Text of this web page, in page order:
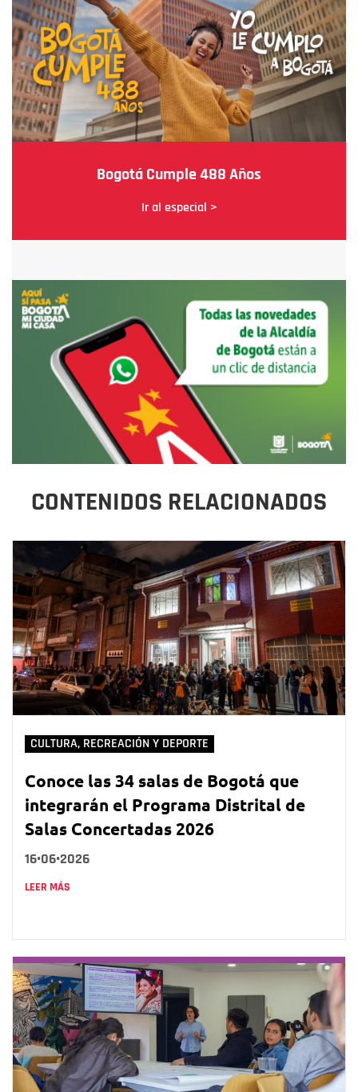
Bogotá Cumple 488 Años
Ir al especial >
CONTENIDOS RELACIONADOS
CULTURA, RECREACIÓN Y DEPORTE
Conoce las 34 salas de Bogotá que
integrarán el Programa Distrital de
Salas Concertadas 2026
16•06•2026
LEER MÁS